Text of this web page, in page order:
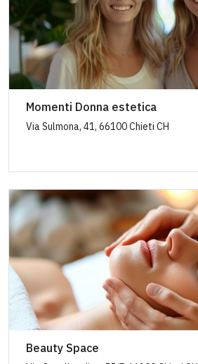
Momenti Donna estetica
Via Sulmona, 41, 66100 Chieti CH
Beauty Space